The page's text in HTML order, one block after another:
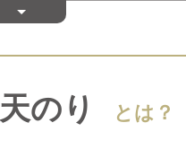
天のり とは？